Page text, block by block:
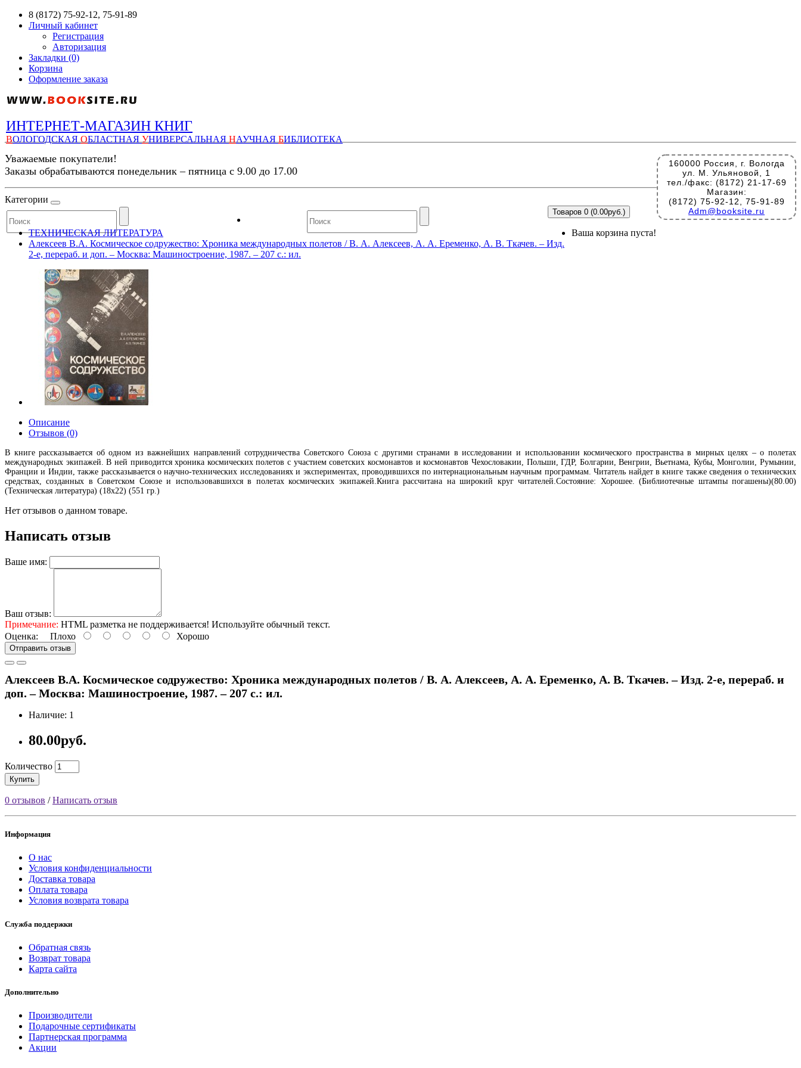
8 (8172) 75-92-12, 75-91-89
Личный кабинет
Регистрация
Авторизация
Закладки (0)
Корзина
Оформление заказа
ИНТЕРНЕТ-МАГАЗИН КНИГ
ВОЛОГОДСКАЯ ОБЛАСТНАЯ УНИВЕРСАЛЬНАЯ НАУЧНАЯ БИБЛИОТЕКА
160000 Россия, г. Вологда
ул. М. Ульяновой, 1
тел./факс: (8172) 21-17-69
Магазин:
(8172) 75-92-12, 75-91-89
Adm@booksite.ru
Уважаемые покупатели!
Заказы обрабатываются понедельник – пятница с 9.00 до 17.00
Категории
Товаров 0 (0.00руб.)
Ваша корзина пуста!
ТЕХНИЧЕСКАЯ ЛИТЕРАТУРА
Алексеев В.А. Космическое содружество: Хроника международных полетов / В. А. Алексеев, А. А. Еременко, А. В. Ткачев. – Изд.
2-е, перераб. и доп. – Москва: Машиностроение, 1987. – 207 с.: ил.
Описание
Отзывов (0)
В книге рассказывается об одном из важнейших направлений сотрудничества Советского Союза с другими странами в исследовании и использовании космического пространства в мирных целях – о полетах
международных экипажей. В ней приводится хроника космических полетов с участием советских космонавтов и космонавтов Чехословакии, Польши, ГДР, Болгарии, Венгрии, Вьетнама, Кубы, Монголии, Румынии,
Франции и Индии, также рассказывается о научно-технических исследованиях и экспериментах, проводившихся по интернациональным научным программам. Читатель найдет в книге также сведения о технических
средствах, созданных в Советском Союзе и использовавшихся в полетах космических экипажей.Книга рассчитана на широкий круг читателей.Состояние: Хорошее. (Библиотечные штампы погашены)(80.00)
(Техническая литература) (18х22) (551 гр.)
Нет отзывов о данном товаре.
Написать отзыв
Ваше имя:
Ваш отзыв:
Примечание: HTML разметка не поддерживается! Используйте обычный текст.
Оценка: Плохо Хорошо
Отправить отзыв
Алексеев В.А. Космическое содружество: Хроника международных полетов / В. А. Алексеев, А. А. Еременко, А. В. Ткачев. – Изд. 2-е, перераб. и
доп. – Москва: Машиностроение, 1987. – 207 с.: ил.
Наличие: 1
80.00руб.
Количество
Купить
0 отзывов /Написать отзыв
Информация
О нас
Условия конфиденциальности
Доставка товара
Оплата товара
Условия возврата товара
Служба поддержки
Обратная связь
Возврат товара
Карта сайта
Дополнительно
Производители
Подарочные сертификаты
Партнерская программа
Акции